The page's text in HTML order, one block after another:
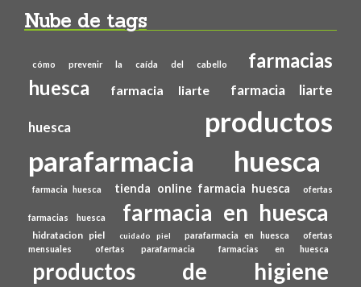
Nube de tags
cómo prevenir la caída del cabello
farmacias
huesca
farmacia liarte farmacia liarte
huesca
productos
parafarmacia huesca
farmacia huesca tienda online farmacia huesca ofertas
farmacias huesca farmacia en huesca
hidratacion piel cuidado piel parafarmacia en huesca
ofertas
mensuales
ofertas parafarmacia farmacias en huesca
productos de higiene